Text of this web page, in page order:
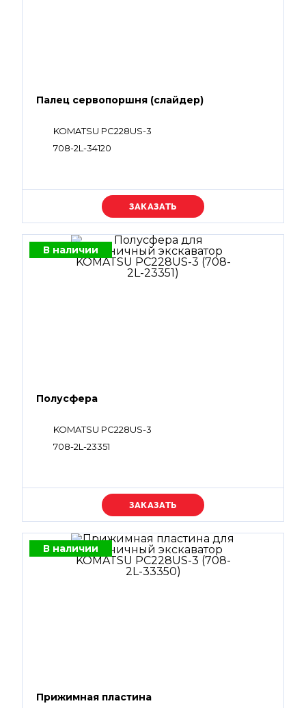
Палец сервопоршня (слайдер)
KOMATSU PC228US-3
708-2L-34120
Уточняйте цену
В наличии
Полусфера
KOMATSU PC228US-3
708-2L-23351
Уточняйте цену
В наличии
Прижимная пластина